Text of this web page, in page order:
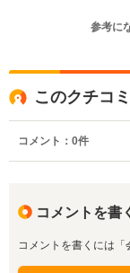
参考に
このクチコ
コメント： 0件
コメントを書
コメントを書くには「